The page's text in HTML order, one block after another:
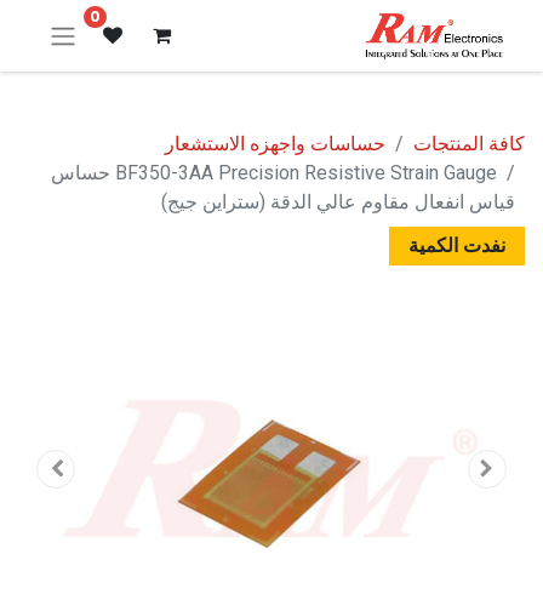
0
كافة المنتجات
حساسات واجهزه الاستشعار
BF350-3AA Precision Resistive Strain Gauge حساس
قياس انفعال مقاوم عالي الدقة (ستراين جيج)
نفدت الكمية